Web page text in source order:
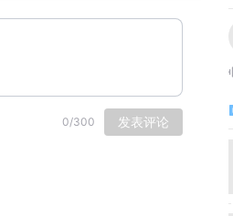
0/300 发表评论